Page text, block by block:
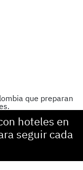
hoteles en
seguir cada